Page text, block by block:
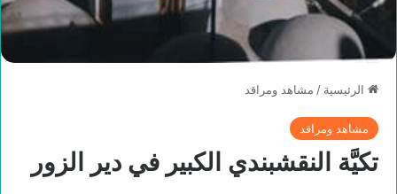
الرئيسية / مشاهد ومراقد
مشاهد ومراقد
تكيَّة النقشبندي الكبير في دير الزور